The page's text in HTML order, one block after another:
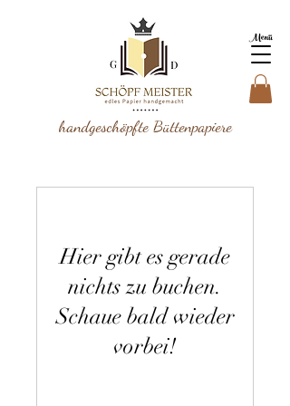
handgeschöpfte Büttenpapiere
Menü
Hier gibt es gerade
nichts zu buchen.
Schaue bald wieder
vorbei!